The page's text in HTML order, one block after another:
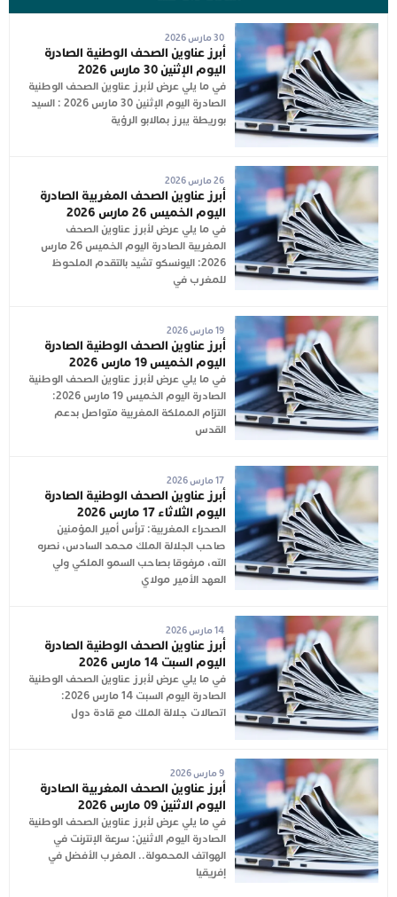
30 مارس 2026
أبرز عناوين الصحف الوطنية الصادرة
اليوم الإثنين 30 مارس 2026
في ما يلي عرض لأبرز عناوين الصحف الوطنية
الصادرة اليوم الإثنين 30 مارس 2026 : السيد
بوريطة يبرز بمالابو الرؤية
26 مارس 2026
أبرز عناوين الصحف المغربية الصادرة
اليوم الخميس 26 مارس 2026
في ما يلي عرض لأبرز عناوين الصحف
المغربية الصادرة اليوم الخميس 26 مارس
2026: اليونسكو تشيد بالتقدم الملحوظ
للمغرب في
19 مارس 2026
أبرز عناوين الصحف الوطنية الصادرة
اليوم الخميس 19 مارس 2026
في ما يلي عرض لأبرز عناوين الصحف الوطنية
الصادرة اليوم الخميس 19 مارس 2026:
التزام المملكة المغربية متواصل بدعم
القدس
17 مارس 2026
أبرز عناوين الصحف الوطنية الصادرة
اليوم الثلاثاء 17 مارس 2026
الصحراء المغربية: ترأس أمير المؤمنين
صاحب الجلالة الملك محمد السادس، نصره
الله، مرفوقا بصاحب السمو الملكي ولي
العهد الأمير مولاي
14 مارس 2026
أبرز عناوين الصحف الوطنية الصادرة
اليوم السبت 14 مارس 2026
في ما يلي عرض لأبرز عناوين الصحف الوطنية
الصادرة اليوم السبت 14 مارس 2026:
اتصالات جلالة الملك مع قادة دول
9 مارس 2026
أبرز عناوين الصحف المغربية الصادرة
اليوم الاثنين 09 مارس 2026
في ما يلي عرض لأبرز عناوين الصحف الوطنية
الصادرة اليوم الاثنين: سرعة الإنترنت في
الهواتف المحمولة.. المغرب الأفضل في
إفريقيا